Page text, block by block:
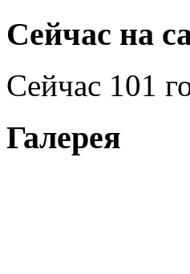
Сейчас на
Сейчас 101
Галерея